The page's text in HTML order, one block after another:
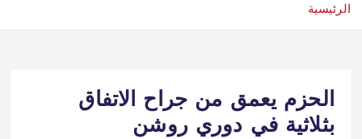
الرئيسية
الحزم يعمق من جراح الاتفاق
بثلاثية في دوري روشن